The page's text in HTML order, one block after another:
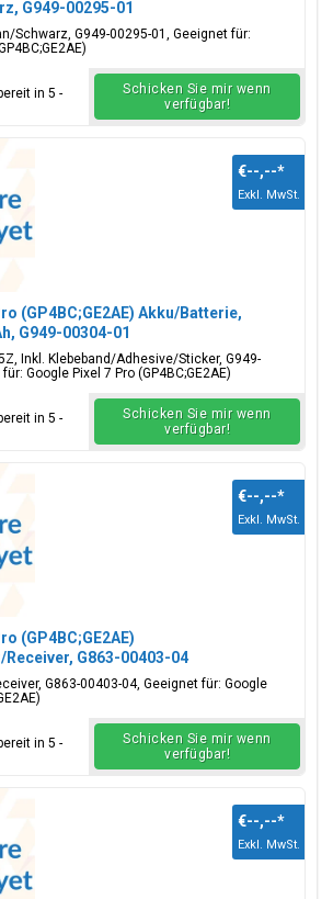
G949-00295-01
Schwarz, G949-00295-01, Geeignet für:
in 5 -
Schicken Sie mir wenn
verfügbar!
(GP4BC;GE2AE) Akku/Batterie,
G949-00304-01
Inkl. Klebeband/Adhesive/Sticker, G949-
Google Pixel 7 Pro (GP4BC;GE2AE)
€--,--*
Exkl. MwSt.
in 5 -
Schicken Sie mir wenn
verfügbar!
(GP4BC;GE2AE)
G863-00403-04
G863-00403-04, Geeignet für: Google
€--,--*
Exkl. MwSt.
in 5 -
Schicken Sie mir wenn
verfügbar!
€--,--*
Exkl. MwSt.